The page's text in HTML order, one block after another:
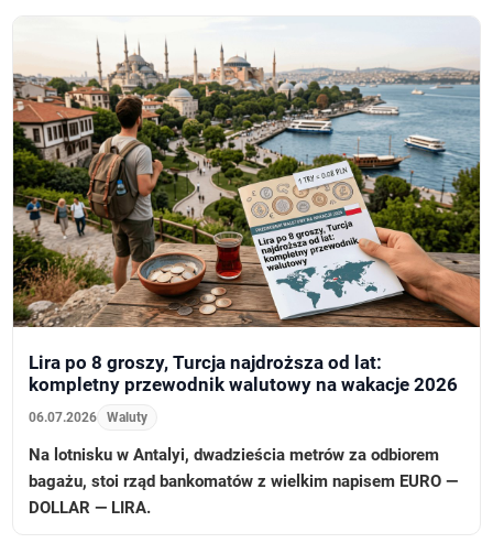
Lira po 8 groszy, Turcja najdroższa od lat:
kompletny przewodnik walutowy na wakacje 2026
06.07.2026 Waluty
Na lotnisku w Antalyi, dwadzieścia metrów za odbiorem
bagażu, stoi rząd bankomatów z wielkim napisem EURO —
DOLLAR — LIRA.